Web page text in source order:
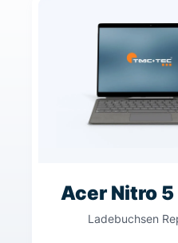
Acer Nitro 5
Ladebuchsen